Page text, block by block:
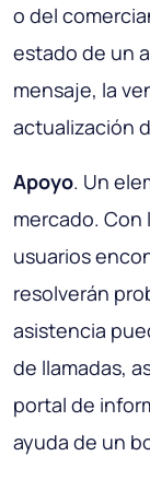
o del
estado de un
mensaje, la
actualización
Apoyo. Un
mercado. Con
usuarios
resolverán
asistencia
de llamadas,
portal de
ayuda de un